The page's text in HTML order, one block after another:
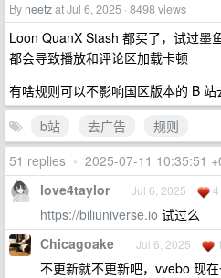
By neetzat Jul 6, 2025 · 8498 views
Loon QuanX Stash 都买了，试过墨
都会导致播放和评论区加载卡顿
有啥规则可以不影响国区版本的 B
b站
去广告
规则
51 replies • 2025-07-11 10:35:51
love4taylor Jul 6, 2025 4
https://biliuniverse.io 试过么
Chicagoake Jul 6, 2025 1
不更新就不更新吧，vvebo 现